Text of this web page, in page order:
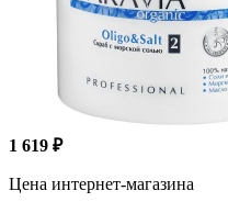
1 619 ₽
Цена интернет-магазина